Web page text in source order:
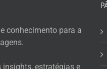
conhecimento para a
estratégias e